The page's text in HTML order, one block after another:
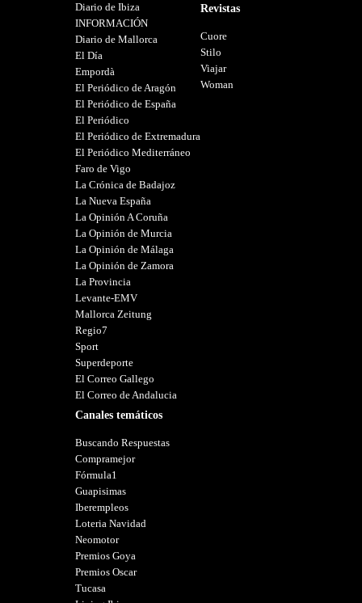
Diario de Ibiza
INFORMACIÓN
Diario de Mallorca
El Día
Empordà
El Periódico de Aragón
El Periódico de España
El Periódico
El Periódico de Extremadura
El Periódico Mediterráneo
Faro de Vigo
La Crónica de Badajoz
La Nueva España
La Opinión A Coruña
La Opinión de Murcia
La Opinión de Málaga
La Opinión de Zamora
La Provincia
Levante-EMV
Mallorca Zeitung
Regio7
Sport
Superdeporte
El Correo Gallego
El Correo de Andalucia
Canales temáticos
Buscando Respuestas
Compramejor
Fórmula1
Guapisimas
Iberempleos
Loteria Navidad
Neomotor
Premios Goya
Premios Oscar
Tucasa
Revistas
Cuore
Stilo
Viajar
Woman